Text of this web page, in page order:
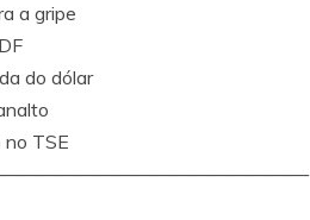
a gripe
do dólar
no TSE